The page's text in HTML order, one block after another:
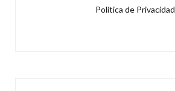
Política de Privacidad